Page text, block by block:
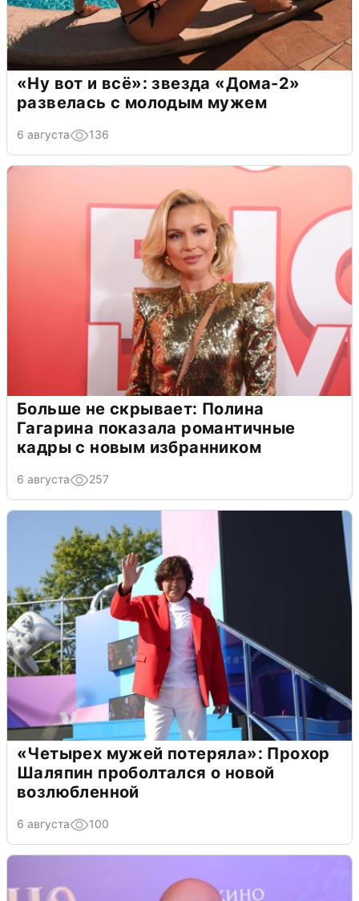
«Ну вот и всё»: звезда «Дома-2»
развелась с молодым мужем
6 августа 136
Больше не скрывает: Полина
Гагарина показала романтичные
кадры с новым избранником
6 августа 257
«Четырех мужей потеряла»: Прохор
Шаляпин проболтался о новой
возлюбленной
6 августа 100